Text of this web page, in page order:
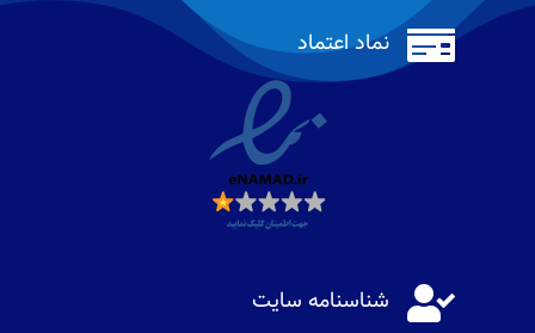
 نماد اعتماد
 شناسنامه سایت